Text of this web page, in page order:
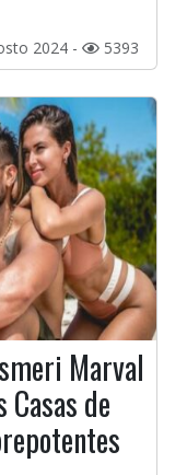
2024 - 5393
Marval
de